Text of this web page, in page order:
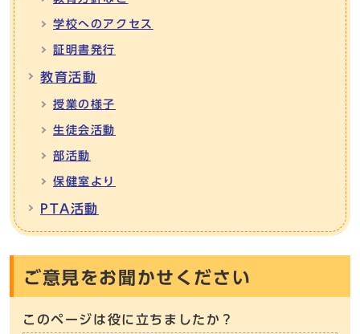
学校へのアクセス
証明書発行
教育活動
授業の様子
生徒会活動
部活動
保健室より
PTA活動
ご意見をお聞かせください
このページは役に立ちましたか？